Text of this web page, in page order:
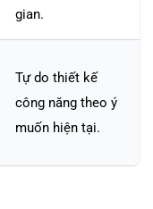
gian.
Tự do thiết kế
công năng theo ý
muốn hiện tại.